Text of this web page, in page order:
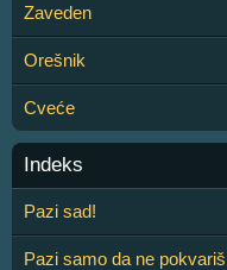
Zaveden
Orešnik
Cveće
Indeks
Pazi sad!
Pazi samo da ne pokvariš